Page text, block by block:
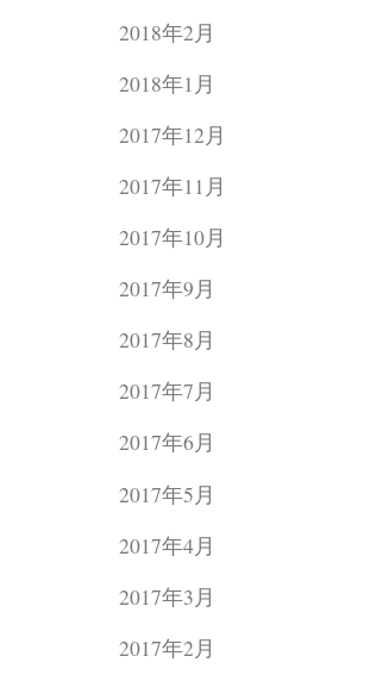
2018年2月
2018年1月
2017年12月
2017年11月
2017年10月
2017年9月
2017年8月
2017年7月
2017年6月
2017年5月
2017年4月
2017年3月
2017年2月